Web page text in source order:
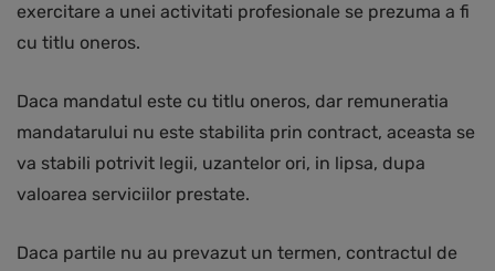
exercitare a unei activitati profesionale se prezuma a fi
cu titlu oneros.
Daca mandatul este cu titlu oneros, dar remuneratia
mandatarului nu este stabilita prin contract, aceasta se
va stabili potrivit legii, uzantelor ori, in lipsa, dupa
valoarea serviciilor prestate.
Daca partile nu au prevazut un termen, contractul de